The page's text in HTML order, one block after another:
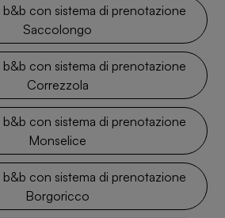
con sistema di prenotazione
Saccolongo
con sistema di prenotazione
Correzzola
con sistema di prenotazione
Monselice
con sistema di prenotazione
Borgoricco